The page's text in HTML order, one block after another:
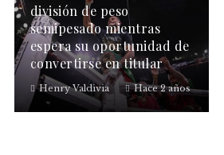
división de peso
semipesado mientras
espera su oportunidad de
convertirse en titular
Henry Valdivia Hace 2 años